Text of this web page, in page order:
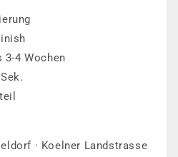
4 Wochen
· Koelner Landstrasse